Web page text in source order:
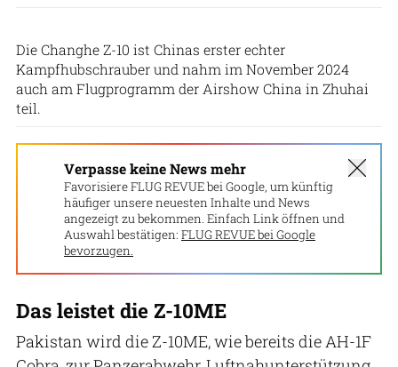
Die Changhe Z-10 ist Chinas erster echter
Kampfhubschrauber und nahm im November 2024
auch am Flugprogramm der Airshow China in Zhuhai
teil.
Verpasse keine News mehr
Favorisiere FLUG REVUE bei Google, um künftig
häufiger unsere neuesten Inhalte und News
angezeigt zu bekommen. Einfach Link öffnen und
Auswahl bestätigen: FLUG REVUE bei Google
bevorzugen.
Das leistet die Z-10ME
Pakistan wird die Z-10ME, wie bereits die AH-1F